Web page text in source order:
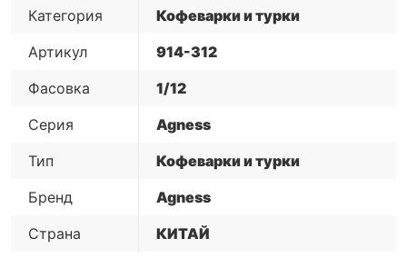
Категория
Кофеварки и турки
Артикул
914-312
Фасовка
1/12
Серия
Agness
Тип
Кофеварки и турки
Бренд
Agness
Страна
КИТАЙ